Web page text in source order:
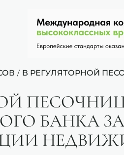
/ В РЕГУЛЯТОРНОЙ
БАНКА